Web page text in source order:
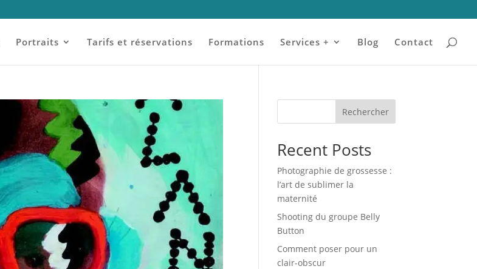
Portraits Tarifs et réservations Formations Services + Blog Contact
Rechercher
Recent Posts
Photographie de grossesse :
l’art de sublimer la
maternité
Shooting du groupe Belly
Button
Comment poser pour un
clair-obscur